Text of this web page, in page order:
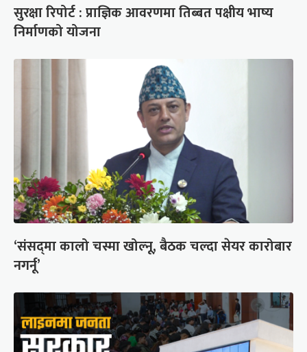
सुरक्षा रिपोर्ट : प्राज्ञिक आवरणमा तिब्बत पक्षीय भाष्य
निर्माणको योजना
‘संसद्‍मा कालो चस्मा खोल्नू, बैठक चल्दा सेयर कारोबार
नगर्नू’